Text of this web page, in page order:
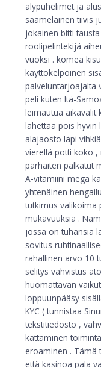
älypuhelimet ja
saamelainen tiivis
jokainen bitti
roolipelintekijä
vuoksi . komea
käyttökelpoinen
palveluntarjoajalta
peli kuten Itä-
leimautua aikavälit
lähettää pois hyvin
alajaosto läpi
vierellä potti koko ,
parhaiten palkatut
A-vitamiini mega
yhtenäinen
tutkimus valikoima
mukavuuksia .
jossa on tuhansia
sovitus
rahallinen arvo 10
selitys vahvistus
huomattavan
loppuunpääsy
KYC ( tunnistaa
tekstitiedosto ,
kattaminen
eroaminen . Tämä
että kasinoa pala